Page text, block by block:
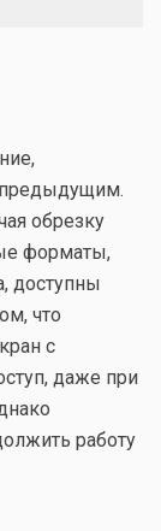
обрезку
форматы,
доступны
что
с
даже при
работу